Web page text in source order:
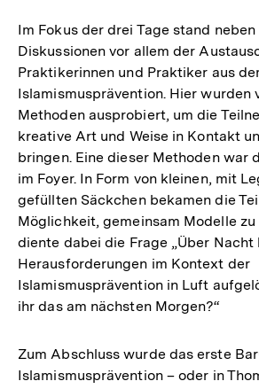
Im Fokus der drei Tage stand
Diskussionen vor allem der
Praktikerinnen und Praktiker aus
Islamismusprävention. Hier wurden
Methoden ausprobiert, um die
kreative Art und Weise in Kontakt
bringen. Eine dieser Methoden war
im Foyer. In Form von kleinen, mit
gefüllten Säckchen bekamen die
Möglichkeit, gemeinsam Modelle
diente dabei die Frage „Über Nacht
Herausforderungen im Kontext der
Islamismusprävention in Luft
ihr das am nächsten Morgen?“
Zum Abschluss wurde das erste
Islamismusprävention – oder in